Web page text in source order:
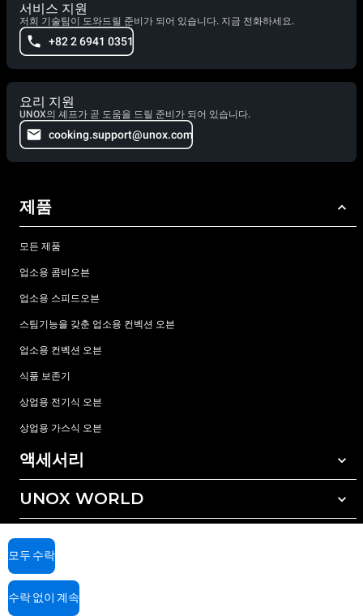
서비스 지원
저희 기술팀이 도와드릴 준비가 되어 있습니다. 지금 전화하세요.
+82 2 6941 0351
요리 지원
UNOX의 셰프가 곧 도움을 드릴 준비가 되어 있습니다.
cooking.support@unox.com
제품
모든 제품
업소용 콤비오븐
업소용 스피드오븐
스팀기능을 갖춘 업소용 컨벡션 오븐
업소용 컨벡션 오븐
식품 보존기
상업용 전기식 오븐
상업용 가스식 오븐
액세서리
모든 액세서리
자동세척 세정제
수동세척 세정제
수질 관리를 위한 레진(수지) 필터
역삼투압 수처리 방식
UNOX WORLD
전세계 지사
서비스
우녹스 보증
딜러 찾기
모두 수락
수락 없이 계속